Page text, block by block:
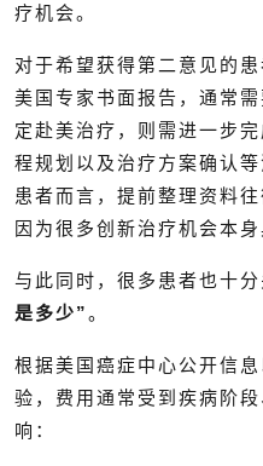
疗机会。
对于希望获得第二意见的
美国专家书面报告，通常需
定赴美治疗，则需进一步
程规划以及治疗方案确认
患者而言，提前整理资料
因为很多创新治疗机会本
与此同时，很多患者也十分
是多少”。
根据美国癌症中心公开信
验，费用通常受到疾病阶
响：